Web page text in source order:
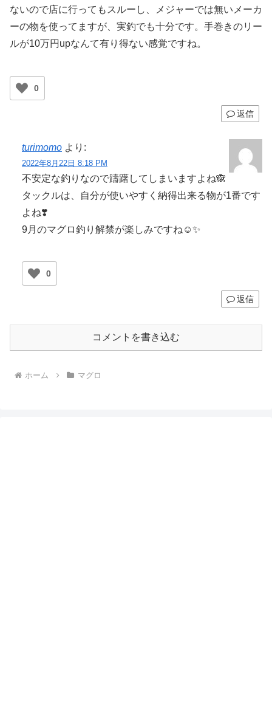
ないので店に行ってもスルーし、メジャーでは無いメーカ
ーの物を使ってますが、実釣でも十分です。手巻きのリー
ルが10万円upなんて有り得ない感覚ですね。
0
返信
turimomo より:
2022年8月22日 8:18 PM
不安定な釣りなので躊躇してしまいますよね🙈
タックルは、自分が使いやすく納得出来る物が1番です
よね❣️
9月のマグロ釣り解禁が楽しみですね☺️✨
0
返信
コメントを書き込む
ホーム マグロ